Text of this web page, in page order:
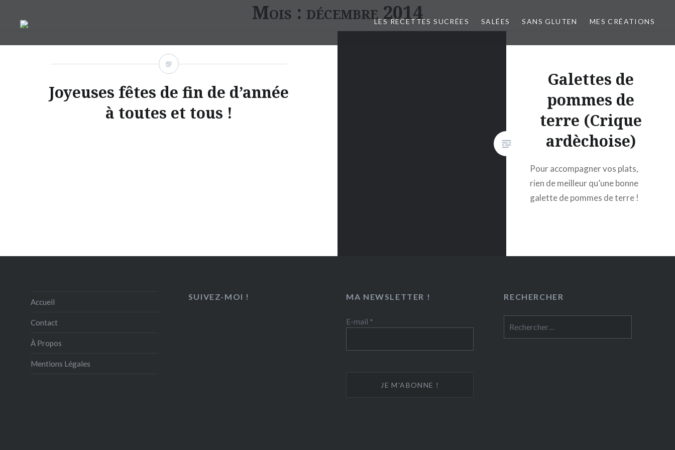
LES RECETTES SUCRÉES SALÉES SANS GLUTEN MES CRÉATIONS
Mois : décembre 2014
Joyeuses fêtes de fin de d’année
à toutes et tous !
Galettes de
pommes de
terre (Crique
ardèchoise)
Pour accompagner vos plats,
rien de meilleur qu’une bonne
galette de pommes de terre !
Accueil
Contact
À Propos
Mentions Légales
SUIVEZ-MOI ! MA NEWSLETTER !
E-mail *
RECHERCHER